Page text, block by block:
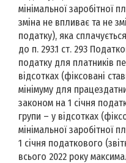
мінімальної заробітної
зміна не впливає та не
податку), яка
до п. 293.1 ст. 293
податку для платників
відсотках (фіксовані
мінімуму для
законом на 1 січня
групи – у відсотках
мінімальної заробітної
1 січня податкового
всього 2022 року